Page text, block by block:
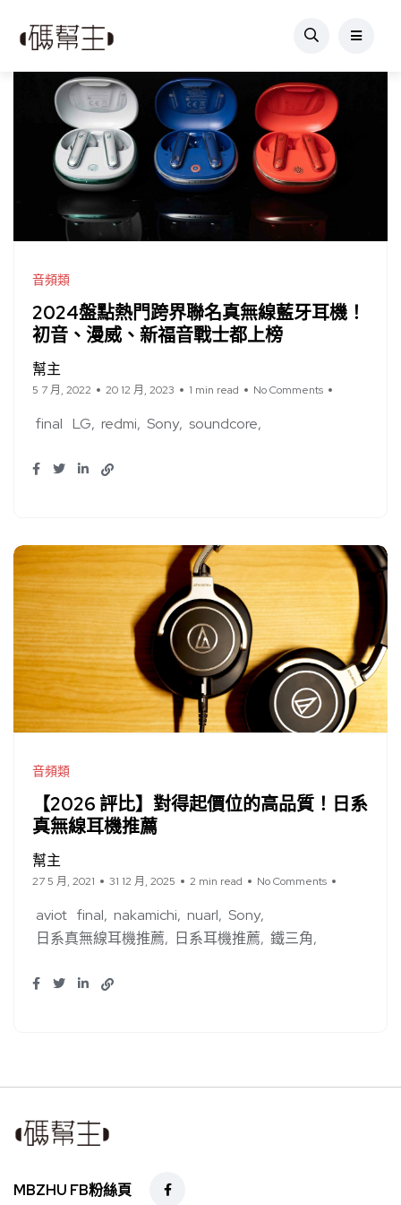
音頻類
2024盤點熱門跨界聯名真無線藍牙耳機！
初音、漫威、新福音戰士都上榜
幫主
5 7 月, 2022 20 12 月, 2023 1 min read No Comments
final LG redmi Sony soundcore
音頻類
【2026 評比】對得起價位的高品質！日系
真無線耳機推薦
幫主
27 5 月, 2021 31 12 月, 2025 2 min read No Comments
aviot final nakamichi nuarl Sony
日系真無線耳機推薦
日系耳機推薦 鐵三角
MBZHU FB粉絲頁